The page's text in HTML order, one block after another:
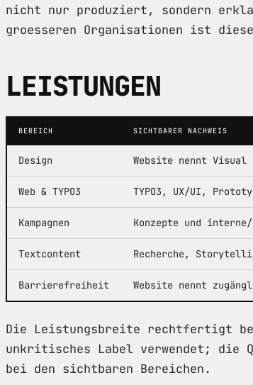
nicht nur produziert, sondern
groesseren Organisationen ist
LEISTUNGEN
BEREICH SICHTBARER NACHWEIS
Design Website nennt Visual
Web & TYPO3 TYPO3, UX/UI,
Kampagnen Konzepte und
Textcontent Recherche,
Barrierefreiheit Website nennt
Die Leistungsbreite rechtfertigt
unkritisches Label verwendet;
bei den sichtbaren Bereichen.